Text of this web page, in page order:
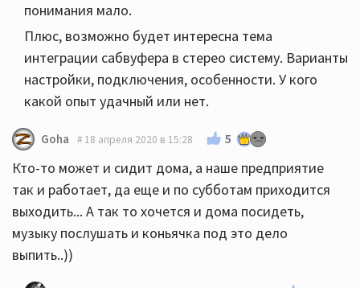
понимания мало.
Плюс, возможно будет интересна тема
интеграции сабвуфера в стерео систему. Варианты
настройки, подключения, особенности. У кого
какой опыт удачный или нет.
Goha 18 апреля 2020 в 15:28 5
Кто-то может и сидит дома, а наше предприятие
так и работает, да еще и по субботам приходится
выходить... А так то хочется и дома посидеть,
музыку послушать и коньячка под это дело
выпить..))